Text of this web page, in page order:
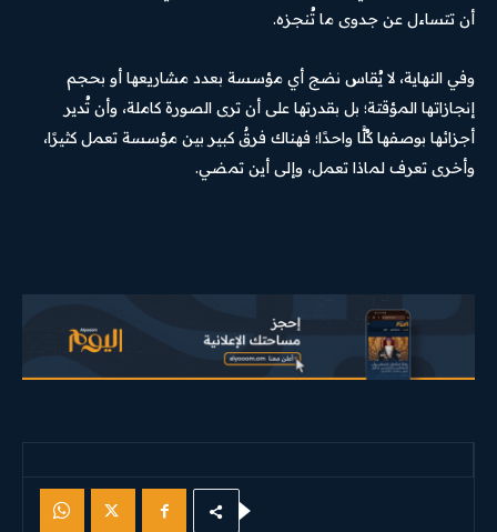
أن تتساءل عن جدوى ما تُنجزه.
وفي النهاية، لا يُقاس نضج أي مؤسسة بعدد مشاريعها أو بحجم
إنجازاتها المؤقتة؛ بل بقدرتها على أن ترى الصورة كاملة، وأن تُدير
أجزائها بوصفها كُلًّا واحدًا؛ فهناك فرقٌ كبير بين مؤسسة تعمل كثيرًا،
وأخرى تعرف لماذا تعمل، وإلى أين تمضي.